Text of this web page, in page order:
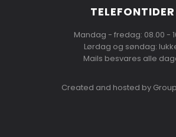
TELEFONTIDER
Mandag - fredag: 08.00 -
Lørdag og søndag:
Mails besvares alle
Created and hosted by